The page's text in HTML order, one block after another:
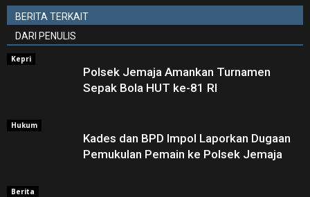
BERITA TERKAIT
DARI PENULIS
Kepri
Polsek Jemaja Amankan Turnamen
Sepak Bola HUT ke-81 RI ‎
Hukum
Kades dan BPD Impol Laporkan Dugaan
Pemukulan Pemain ke Polsek Jemaja
Berita